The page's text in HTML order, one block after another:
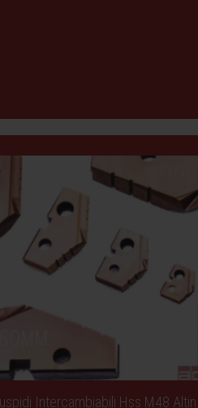
Intercambiabili Hss M48 Altin